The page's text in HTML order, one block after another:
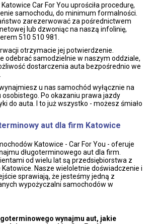
Car For You uprościła procedurę,
samochodu, do minimum formalności.
zarezerwować za pośrednictwem
lub dzwoniąc na naszą infolinię,
510 510 981.
otrzymacie jej potwierdzenie.
odebrać samodzielnie w naszym oddziale,
dostarczenia auta bezpośrednio we
u nas samochód wyłącznie na
Po okazaniu prawa jazdy
do auta. I to już wszystko - możesz śmiało
aut dla firm Katowice
Katowice - Car For You - oferuje
długoterminowego aut dla firm.
od wielu lat są przedsiębiorstwa z
Nasze wieloletnie doświadczenie i
sprawiają, że jesteśmy jedną z
wypożyczalni samochodów w
wynajmu aut, jakie